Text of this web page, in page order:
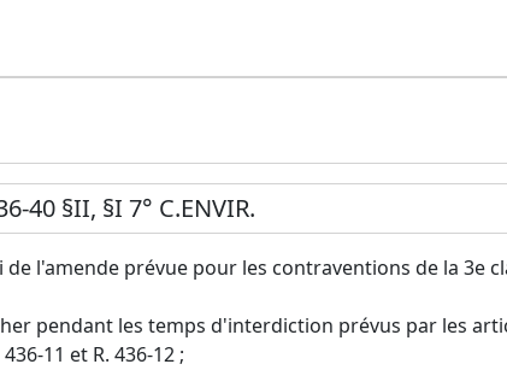
40 §II, §I 7° C.ENVIR.
de l'amende prévue pour les contraventions de la 3e
pendant les temps d'interdiction prévus par les
11 et R. 436-12 ;